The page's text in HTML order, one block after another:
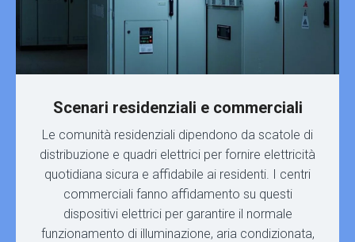
Scenari residenziali e commerciali
Le comunità residenziali dipendono da scatole di
distribuzione e quadri elettrici per fornire elettricità
quotidiana sicura e affidabile ai residenti. I centri
commerciali fanno affidamento su questi
dispositivi elettrici per garantire il normale
funzionamento di illuminazione, aria condizionata,